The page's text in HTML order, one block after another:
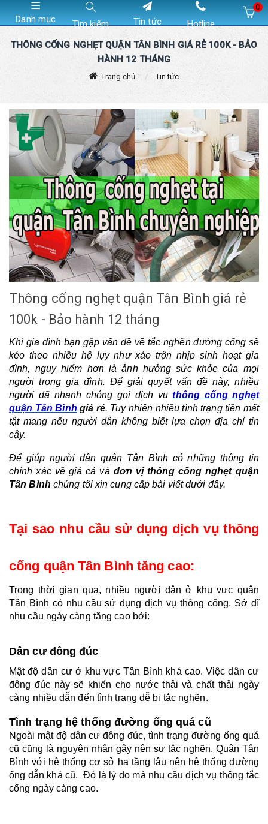
Danh mục Tìm kiếm Tin tức Hotline
0
THÔNG CỐNG NGHẸT QUẬN TÂN BÌNH GIÁ RẺ 100K - BẢO
HÀNH 12 THÁNG
Trang chủ Tin tức
Thông cống nghẹt quận Tân Bình giá rẻ
100k - Bảo hành 12 tháng
Khi gia đình bạn gặp vấn đề về tắc nghẽn đường cống sẽ
kéo theo nhiều hệ lụy như xáo trộn nhịp sinh hoạt gia
đình, nguy hiểm hơn là ảnh hưởng sức khỏe của mọi
người trong gia đình. Để giải quyết vấn đề này, nhiều
người đã nhanh chóng gọi dịch vụ thông cống nghẹt
quận Tân Bình giá rẻ. Tuy nhiên nhiều tình trạng tiền mất
tật mang nếu người dân không biết lựa chọn địa chỉ tin
cậy.
Để giúp người dân quận Tân Bình có những thông tin
chính xác về giá cả và đơn vị thông cống nghẹt quận
Tân Bình chúng tôi xin cung cấp bài viết dưới đây.
Tại sao nhu cầu sử dụng dịch vụ thông
cống quận Tân Bình tăng cao:
Trong thời gian qua, nhiều người dân ở khu vực quận
Tân Bình có nhu cầu sử dụng dịch vụ thông cống. Sở dĩ
nhu cầu ngày càng tăng cao bởi:
Dân cư đông đúc
Mật độ dân cư ở khu vực Tân Bình khá cao. Việc dân cư
đông đúc này sẽ khiến cho nước thải và chất thải ngày
càng nhiều dẫn đến tình trạng dễ bị tắc nghẽn.
Tình trạng hệ thống đường ống quá cũ
Ngoài mật độ dân cư đông đúc, tình trạng đường ống quá
cũ cũng là nguyên nhân gây nên sự tắc nghẽn. Quận Tân
Bình với hệ thống cơ sở hạ tầng lâu nên hệ thống đường
ống dẫn khá cũ.  Đó là lý do mà nhu cầu dịch vụ thông tắc
cống ngày càng cao.